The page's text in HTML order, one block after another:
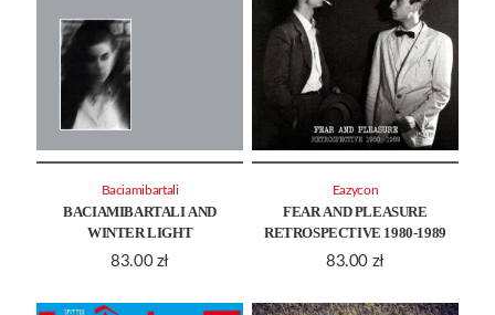
BACIAMIBARTALI AND
WINTER LIGHT
83.00 zł
Baciamibartali
FEAR AND PLEASURE
RETROSPECTIVE 1980-1989
83.00 zł
Eazycon